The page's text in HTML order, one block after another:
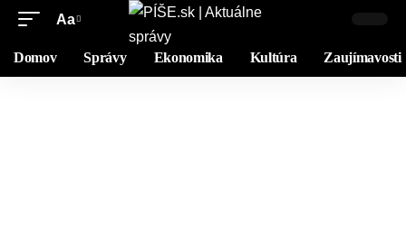
Aa
Domov Správy Ekonomika Kultúra Zaujímavosti